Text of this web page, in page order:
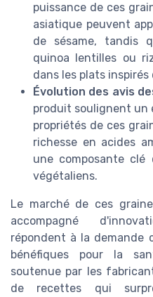
puissance de ces
asiatique peuvent
de sésame, tandis
quinoa lentilles ou
dans les plats
Évolution des avis
produit soulignent un
propriétés de ces
richesse en acides
une composante clé
végétaliens.
Le marché de ces
accompagné
répondent à la demande
bénéfiques pour la
soutenue par les
de recettes qui